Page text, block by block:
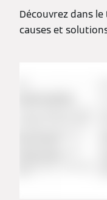
Découvrez dans
causes et